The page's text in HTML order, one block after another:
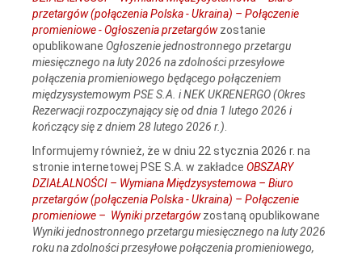
przetargów (połączenia Polska - Ukraina) – Połączenie
promieniowe - Ogłoszenia przetargówzostanie
opublikowane Ogłoszenie jednostronnego przetargu
miesięcznego na luty 2026 na zdolności przesyłowe
połączenia promieniowego będącego połączeniem
międzysystemowym PSE S.A. i NEK UKRENERGO (Okres
Rezerwacji rozpoczynający się od dnia 1 lutego 2026 i
kończący się z dniem 28 lutego 2026 r.)
Informujemy również, że w dniu 22 stycznia 2026 r. na
stronie internetowej PSE S.A. w zakładce OBSZARY
DZIAŁALNOŚCI – Wymiana Międzysystemowa – Biuro
przetargów (połączenia Polska - Ukraina) – Połączenie
promieniowe – Wyniki przetargówzostaną opublikowane
Wyniki jednostronnego przetargu miesięcznego na luty 2026
roku na zdolności przesyłowe połączenia promieniowego,